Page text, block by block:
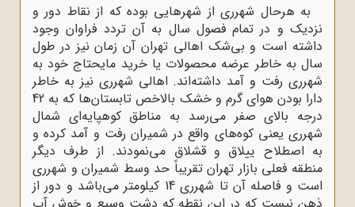
به ‌هرحال شهرری از شهرهایی بوده که از نقاط دور و
نزدیک و در تمام فصول سال به آن تردد فراوان وجود
داشته است و بی‌شک اهالی تهران آن زمان نیز در طول
سال به‌ خاطر عرضه محصولات یا خرید مایحتاج خود به
شهرری رفت ‌و آمد داشته‌اند. اهالی شهرری نیز به خاطر
دارا بودن هوای گرم و خشک بالاخص تابستان‌ها که به 42
درجه بالای صفر می‌رسد به مناطق کوهپایه‌ای شمال‌
شهرری یعنی کوه‌های واقع در شمیران رفت‌ و آمد کرده و
به اصطلاح ییلاق و قشلاق می‌نمودند. از طرف دیگر
منطقه‌ فعلی بازار تهران تقریباً حد وسط شمیران و شهرری
است و فاصله آن تا شهرری 14 کیلومتر می‌باشد و دور از